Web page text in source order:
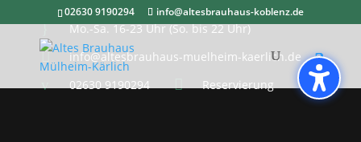
02630 9190294 info@altesbrauhaus-koblenz.de
} Mo.-Sa. 16-23 Uhr (So. bis 22 Uhr)
 info@altesbrauhaus-muelheim-kaerlich.de
v 02630 9190294  Reservierung